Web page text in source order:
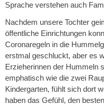
Sprache verstehen auch
Nachdem unsere Tochter
öffentliche Einrichtungen
Coronaregeln in die
erstmal geschluckt, aber es
Erzieherinnen der Hummeln
emphatisch wie die zwei
Kindergarten, fühlt sich dort
haben das Gefühl, den